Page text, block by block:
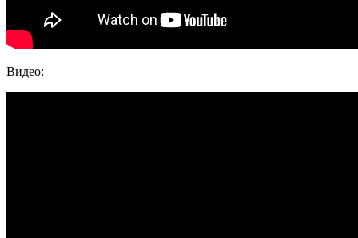
Видео: